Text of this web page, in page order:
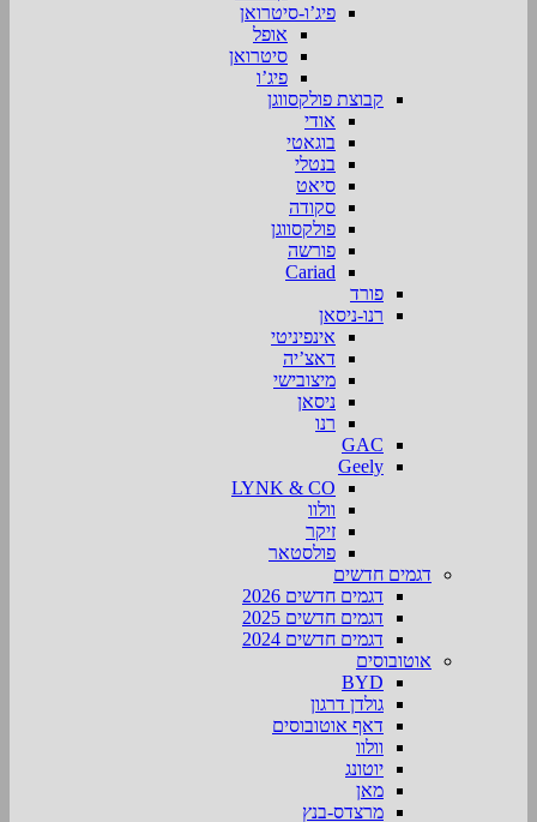
פיג’ו-סיטרואן
אופל
סיטרואן
פיג’ו
קבוצת פולקסווגן
אודי
בוגאטי
בנטלי
סיאט
סקודה
פולקסווגן
פורשה
Cariad
פורד
רנו-ניסאן
אינפיניטי
דאצ’יה
מיצובישי
ניסאן
רנו
GAC
Geely
LYNK & CO
וולוו
זיקר
פולסטאר
דגמים חדשים
דגמים חדשים 2026
דגמים חדשים 2025
דגמים חדשים 2024
אוטובוסים
BYD
גולדן דרגון
דאף אוטובוסים
וולוו
יוטונג
מאן
מרצדס-בנץ